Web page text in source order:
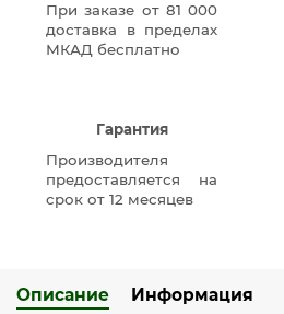
При заказе от 81 000
доставка в пределах
МКАД бесплатно
Гарантия
Производителя
предоставляется на
срок от 12 месяцев
Описание Информация